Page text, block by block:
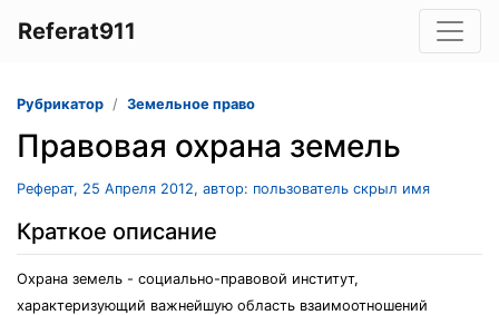
Referat911
Рубрикатор Земельное право
Правовая охрана земель
Реферат, 25 Апреля 2012, автор: пользователь скрыл имя
Краткое описание
Охрана земель - социально-правовой институт,
характеризующий важнейшую область взаимоотношений